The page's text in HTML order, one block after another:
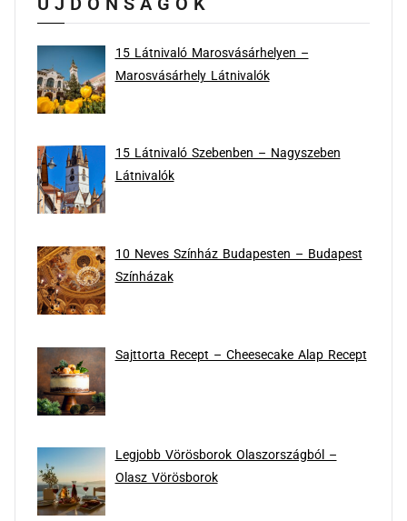
15 Látnivaló Marosvásárhelyen –
Marosvásárhely Látnivalók
15 Látnivaló Szebenben – Nagyszeben
Látnivalók
10 Neves Színház Budapesten – Budapest
Színházak
Sajttorta Recept – Cheesecake Alap Recept
Legjobb Vörösborok Olaszországból –
Olasz Vörösborok